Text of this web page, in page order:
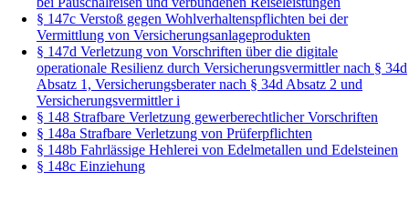
§ 147c Verstoß gegen Wohlverhaltenspflichten bei der
Vermittlung von Versicherungsanlageprodukten
§ 147d Verletzung von Vorschriften über die digitale
operationale Resilienz durch Versicherungsvermittler nach § 34d
Absatz 1, Versicherungsberater nach § 34d Absatz 2 und
Versicherungsvermittler i
§ 148 Strafbare Verletzung gewerberechtlicher Vorschriften
§ 148a Strafbare Verletzung von Prüferpflichten
§ 148b Fahrlässige Hehlerei von Edelmetallen und Edelsteinen
§ 148c Einziehung